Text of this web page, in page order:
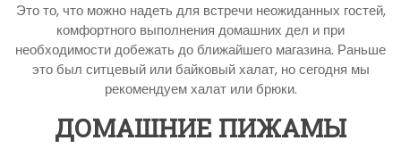
Это то, что можно надеть для встречи неожиданных гостей,
комфортного выполнения домашних дел и при
необходимости добежать до ближайшего магазина. Раньше
это был ситцевый или байковый халат, но сегодня мы
рекомендуем халат или брюки.
ДОМАШНИЕ ПИЖАМЫ